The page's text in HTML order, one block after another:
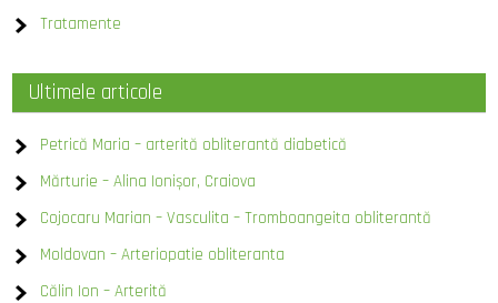
Tratamente
Ultimele articole
Petrică Maria – arterită obliterantă diabetică
Mărturie – Alina Ionișor, Craiova
Cojocaru Marian – Vasculita – Tromboangeita obliterantă
Moldovan – Arteriopatie obliteranta
Călin Ion – Arterită